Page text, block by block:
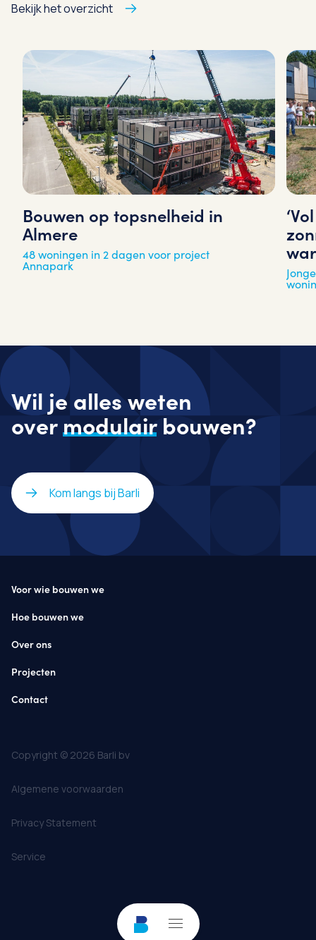
Bekijk het overzicht
Bouwen op topsnelheid in
Almere
48 woningen in 2 dagen voor project
Annapark
Wil je alles weten
overmodulairbouwen?
Kom langs bij Barli
Voor wie bouwen we
Hoe bouwen we
Over ons
Projecten
Contact
Copyright © 2026 Barli bv
Algemene voorwaarden
Privacy Statement
Service